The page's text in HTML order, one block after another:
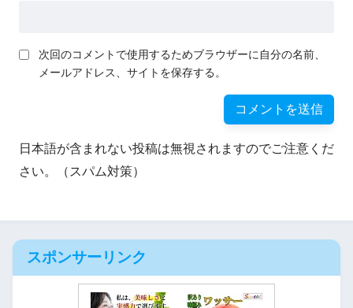
次回のコメントで使用するためブラウザーに自分の名前、
メールアドレス、サイトを保存する。
日本語が含まれない投稿は無視されますのでご注意くだ
さい。（スパム対策）
スポンサーリンク